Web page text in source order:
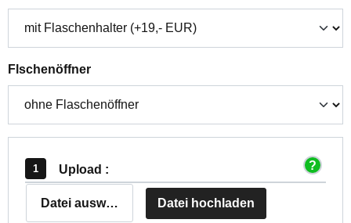
Flschenöffnerauswählen
Upload :
Datei auswählen Datei hochladen